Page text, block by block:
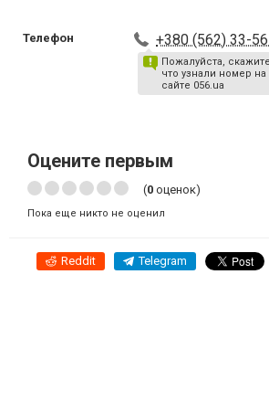
Телефон +380 (562) 33-
Пожалуйста,
что узнали номер на
сайте 056.ua
Оцените первым
(0 оценок)
Пока еще никто не оценил
Reddit Telegram